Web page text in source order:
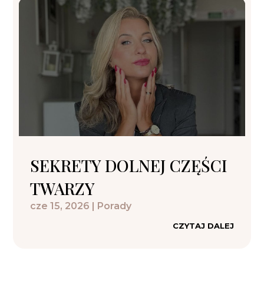
SEKRETY DOLNEJ CZĘŚCI
TWARZY
cze 15, 2026 | Porady
CZYTAJ DALEJ